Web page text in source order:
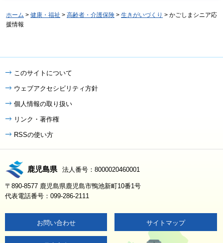
ホーム > 健康・福祉 > 高齢者・介護保険 > 生きがいづくり > かごしまシニア応
援情報
このサイトについて
ウェブアクセシビリティ方針
個人情報の取り扱い
リンク・著作権
RSSの使い方
鹿児島県 法人番号：8000020460001
〒890-8577 鹿児島県鹿児島市鴨池新町10番1号
代表電話番号：099-286-2111
お問い合わせ サイトマップ